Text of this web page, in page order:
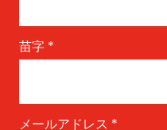
苗字 *
メールアドレス *